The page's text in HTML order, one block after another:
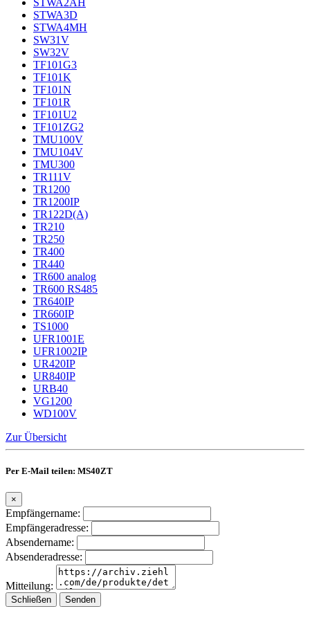
STWA3D
STWA4MH
SW31V
SW32V
TF101G3
TF101K
TF101N
TF101R
TF101U2
TF101ZG2
TMU100V
TMU104V
TMU300
TR111V
TR1200
TR1200IP
TR122D(A)
TR210
TR250
TR400
TR440
TR600 analog
TR600 RS485
TR640IP
TR660IP
TS1000
UFR1001E
UFR1002IP
UR420IP
UR840IP
URB40
VG1200
WD100V
Zur Übersicht
Per E-Mail teilen: MS40ZT
×
Empfängername:
Empfängeradresse:
Absendername:
Absenderadresse:
Mitteilung:
Schließen Senden